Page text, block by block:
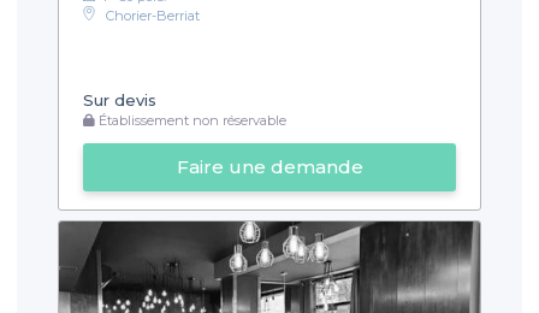
Chorier-Berriat
Sur devis
Établissement non réservable
Faire une demande